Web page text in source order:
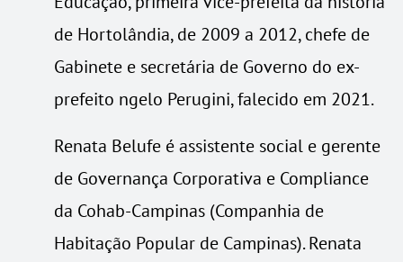
de Hortolândia, de 2009 a 2012, chefe de
Gabinete e secretária de Governo do ex-
prefeito ngelo Perugini, falecido em 2021.
Renata Belufe é assistente social e gerente
de Governança Corporativa e Compliance
da Cohab-Campinas (Companhia de
Habitação Popular de Campinas). Renata